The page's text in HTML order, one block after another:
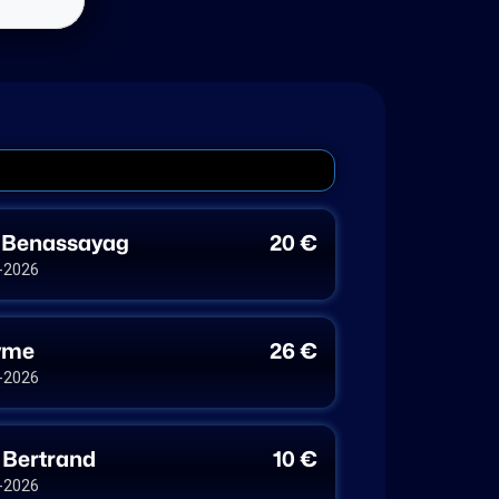
20 €
2026
26 €
2026
10 €
2026